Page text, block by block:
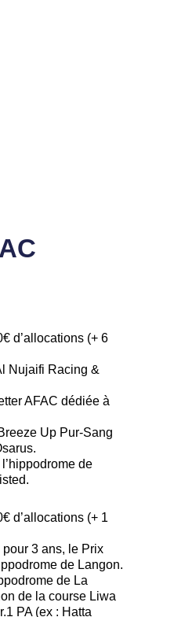
d’allocations (+ 6
Nujaifi Racing &
AFAC dédiée à
Up Pur-Sang
de
d’allocations (+ 1
3 ans, le Prix
de Langon.
de La
de la course Liwa
PA (ex : Hatta